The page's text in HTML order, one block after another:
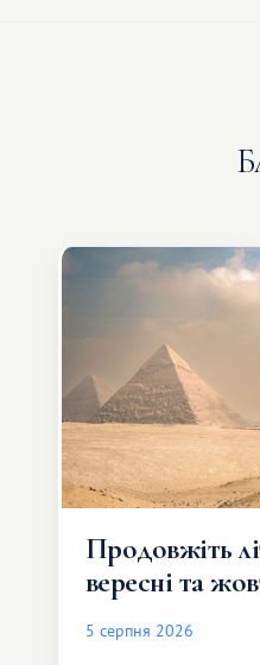
Продовжіть
вересні та
5 серпня 2026